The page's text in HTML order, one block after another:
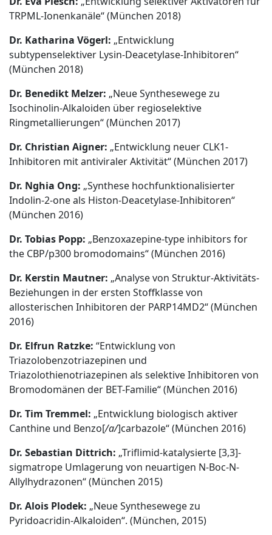
TRPML-Ionenkanäle“ (München 2018)
Dr. Katharina Vögerl: „Entwicklung
subtypenselektiver Lysin-Deacetylase-Inhibitoren“
(München 2018)
Dr. Benedikt Melzer: „Neue Synthesewege zu
Isochinolin-Alkaloiden über regioselektive
Ringmetallierungen“ (München 2017)
Dr. Christian Aigner: „Entwicklung neuer CLK1-
Inhibitoren mit antiviraler Aktivität“ (München 2017)
Dr. Nghia Ong: „Synthese hochfunktionalisierter
Indolin-2-one als Histon-Deacetylase-Inhibitoren“
(München 2016)
Dr. Tobias Popp: „Benzoxazepine-type inhibitors for
the CBP/p300 bromodomains“ (München 2016)
Dr. Kerstin Mautner: „Analyse von Struktur-Aktivitäts-
Beziehungen in der ersten Stoffklasse von
allosterischen Inhibitoren der PARP14MD2“ (München
2016)
Dr. Elfrun Ratzke: “Entwicklung von
Triazolobenzotriazepinen und
Triazolothienotriazepinen als selektive Inhibitoren von
Bromodomänen der BET-Familie“ (München 2016)
Dr. Tim Tremmel: „Entwicklung biologisch aktiver
Canthine und Benzo[/a/]carbazole“ (München 2016)
Dr. Sebastian Dittrich: „Triflimid-katalysierte [3,3]-
sigmatrope Umlagerung von neuartigen N-Boc-N-
Allylhydrazonen“ (München 2015)
Dr. Alois Plodek: „Neue Synthesewege zu
Pyridoacridin-Alkaloiden“. (München, 2015)